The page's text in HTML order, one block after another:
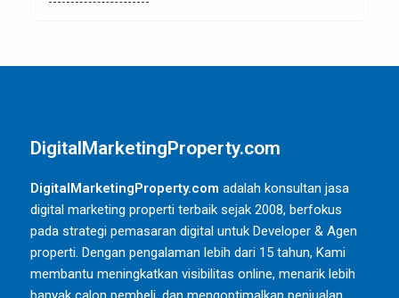
DigitalMarketingProperty.com
DigitalMarketingProperty.com adalah konsultan jasa
digital marketing properti terbaik sejak 2008, berfokus
pada strategi pemasaran digital untuk Developer & Agen
properti. Dengan pengalaman lebih dari 15 tahun, Kami
membantu meningkatkan visibilitas online, menarik lebih